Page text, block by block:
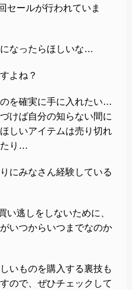
セールが行われていま
なったらほしいな…
よね？
を確実に手に入れたい…
けば自分の知らない間に
しいアイテムは売り切れ
たり…
にみなさん経験している
い逃しをしないために、
いつからいつまでなのか
いものを購入する裏技も
ので、ぜひチェックして